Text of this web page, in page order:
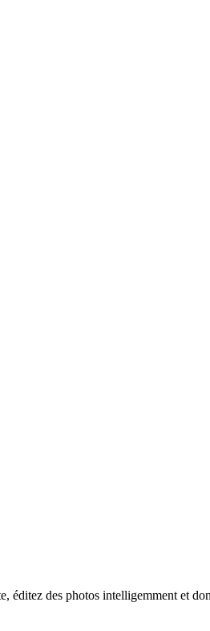
éditez des photos intelligemment et